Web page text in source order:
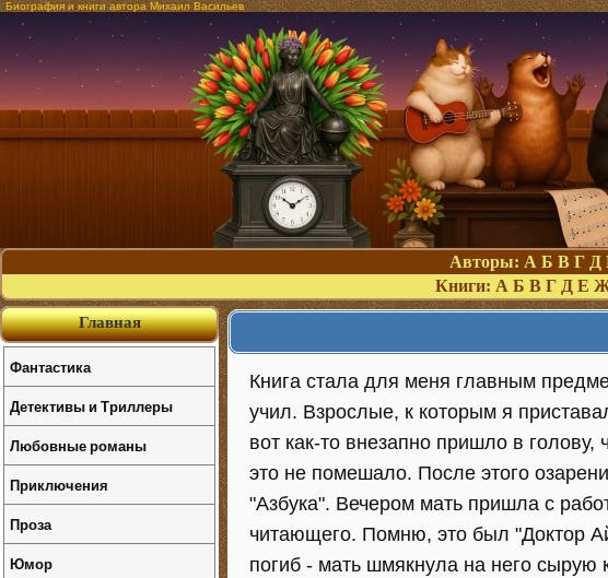
Биография и книги автора Михаил Васильев
Авторы: А Б В Г Д
Книги: А Б В Г Д Е
Книга стала для меня главным
учил. Взрослые, к которым я
вот как-то внезапно пришло в
это не помешало. После этого
"Азбука". Вечером мать пришла с
читающего. Помню, это был "Доктор
погиб - мать шмякнула на него сырую
Главная
Фантастика
Детективы и Триллеры
Любовные романы
Приключения
Проза
Юмор